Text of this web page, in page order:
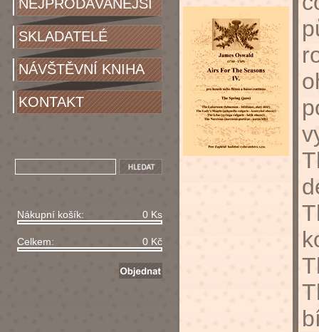
NEJPRODÁVANĚJŠÍ
SKLADATELÉ
NÁVŠTĚVNÍ KNIHA
KONTAKT
Nákupní košík: 0 Ks
Celkem: 0 Kč